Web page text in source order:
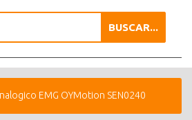
BUSCAR...
EMG OYMotion SEN0240